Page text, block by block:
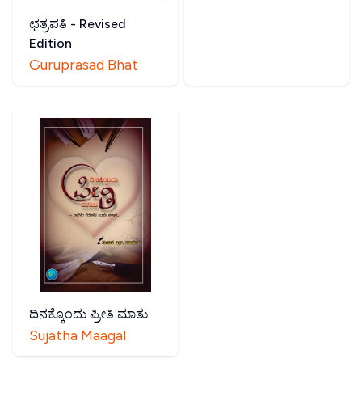
ಛತ್ರಪತಿ - Revised
Edition
Guruprasad Bhat
ದಿನಕ್ಕೊಂದು ಪ್ರೀತಿ ಮಾತು
Sujatha Maagal